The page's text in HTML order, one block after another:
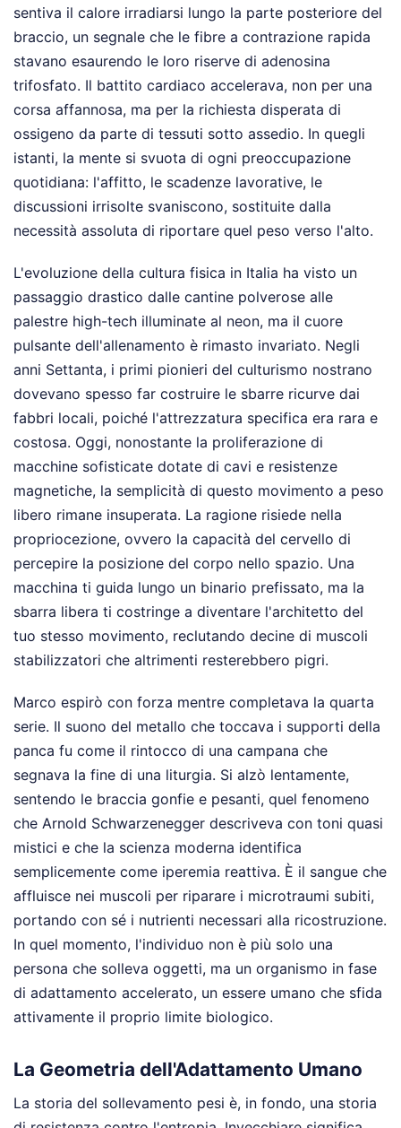
sentiva il calore irradiarsi lungo la parte posteriore del
braccio, un segnale che le fibre a contrazione rapida
stavano esaurendo le loro riserve di adenosina
trifosfato. Il battito cardiaco accelerava, non per una
corsa affannosa, ma per la richiesta disperata di
ossigeno da parte di tessuti sotto assedio. In quegli
istanti, la mente si svuota di ogni preoccupazione
quotidiana: l'affitto, le scadenze lavorative, le
discussioni irrisolte svaniscono, sostituite dalla
necessità assoluta di riportare quel peso verso l'alto.
L'evoluzione della cultura fisica in Italia ha visto un
passaggio drastico dalle cantine polverose alle
palestre high-tech illuminate al neon, ma il cuore
pulsante dell'allenamento è rimasto invariato. Negli
anni Settanta, i primi pionieri del culturismo nostrano
dovevano spesso far costruire le sbarre ricurve dai
fabbri locali, poiché l'attrezzatura specifica era rara e
costosa. Oggi, nonostante la proliferazione di
macchine sofisticate dotate di cavi e resistenze
magnetiche, la semplicità di questo movimento a peso
libero rimane insuperata. La ragione risiede nella
propriocezione, ovvero la capacità del cervello di
percepire la posizione del corpo nello spazio. Una
macchina ti guida lungo un binario prefissato, ma la
sbarra libera ti costringe a diventare l'architetto del
tuo stesso movimento, reclutando decine di muscoli
stabilizzatori che altrimenti resterebbero pigri.
Marco espirò con forza mentre completava la quarta
serie. Il suono del metallo che toccava i supporti della
panca fu come il rintocco di una campana che
segnava la fine di una liturgia. Si alzò lentamente,
sentendo le braccia gonfie e pesanti, quel fenomeno
che Arnold Schwarzenegger descriveva con toni quasi
mistici e che la scienza moderna identifica
semplicemente come iperemia reattiva. È il sangue che
affluisce nei muscoli per riparare i microtraumi subiti,
portando con sé i nutrienti necessari alla ricostruzione.
In quel momento, l'individuo non è più solo una
persona che solleva oggetti, ma un organismo in fase
di adattamento accelerato, un essere umano che sfida
attivamente il proprio limite biologico.
La Geometria dell'Adattamento Umano
La storia del sollevamento pesi è, in fondo, una storia